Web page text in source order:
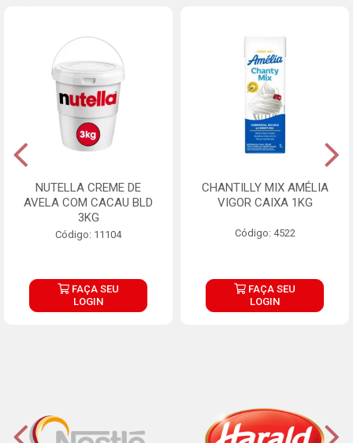
NUTELLA CREME DE
AVELA COM CACAU BLD
3KG
Código: 11104
FAÇA SEU
LOGIN
CHANTILLY MIX AMÉLIA
VIGOR CAIXA 1KG
Código: 4522
FAÇA SEU
LOGIN